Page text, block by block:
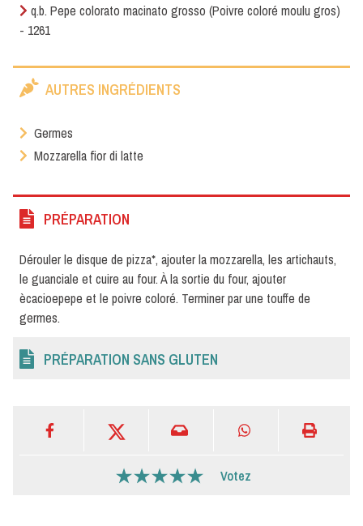
q.b. Pepe colorato macinato grosso (Poivre coloré moulu gros)
- 1261
AUTRES INGRÉDIENTS
Germes
Mozzarella fior di latte
PRÉPARATION
Dérouler le disque de pizza*, ajouter la mozzarella, les artichauts,
le guanciale et cuire au four. À la sortie du four, ajouter
ècacioepepe et le poivre coloré. Terminer par une touffe de
germes.
PRÉPARATION SANS GLUTEN
Votez